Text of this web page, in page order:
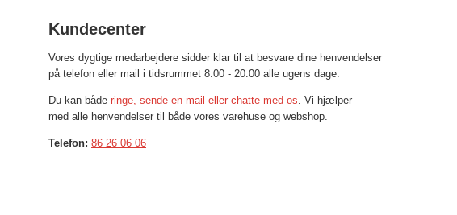
Kundecenter
Vores dygtige medarbejdere sidder klar til at besvare dine henvendelser
på telefon eller mail i tidsrummet 8.00 - 20.00 alle ugens dage.
Du kan både ringe, sende en mail eller chatte med os. Vi hjælper
med alle henvendelser til både vores varehuse og webshop.
Telefon: 86 26 06 06